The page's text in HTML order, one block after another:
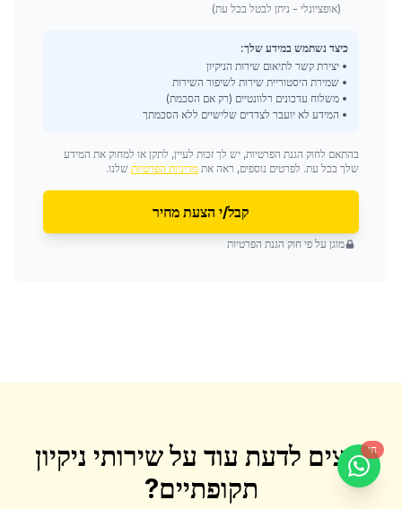
(אופציונלי - ניתן לבטל בכל עת)
כיצד נשתמש במידע שלך:
• יצירת קשר לתיאום שירות הניקיון
• שמירת היסטוריית שירות לשיפור השירות
• משלוח עדכונים רלוונטיים (רק אם הסכמת)
• המידע לא יועבר לצדדים שלישיים ללא הסכמתך
בהתאם לחוק הגנת הפרטיות, יש לך זכות לעיין, לתקן או למחוק את המידע
שלך בכל עת. לפרטים נוספים, ראה את מדיניות הפרטיות שלנו.
קבל/י הצעת מחיר
מוגן על פי חוק הגנת הפרטיות
רוצים לדעת עוד עלשירותי ניקיון
תקופתיים?
חי